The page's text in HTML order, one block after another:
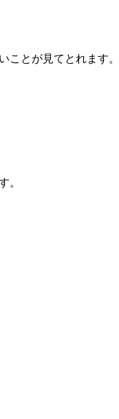
ことが見てとれます。
。